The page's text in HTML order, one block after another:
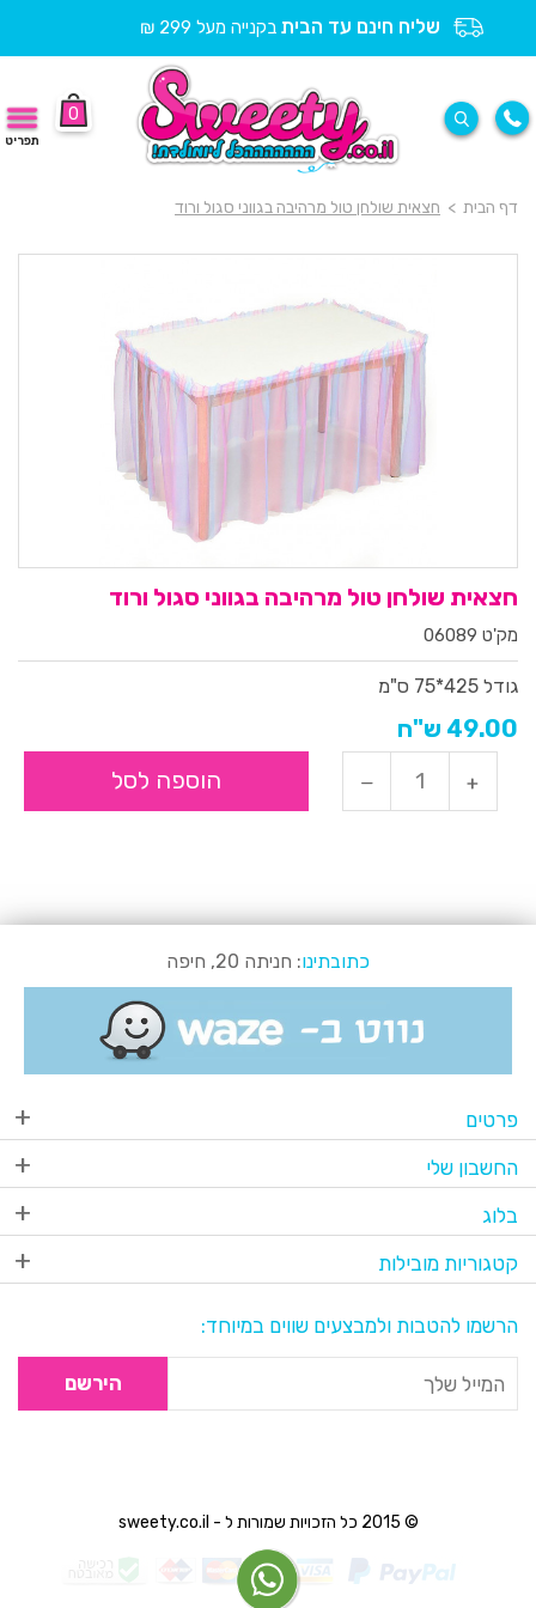
שליח חינם עד הבית בקנייה מעל 299 ₪
0
תפריט
דף הבית > חצאית שולחן טול מרהיבה בגווני סגול ורוד
חצאית שולחן טול מרהיבה בגווני סגול ורוד
מק'ט 06089
גודל
49.00 ש"ח
הוספה לסל
כתובתינו: חניתה 20, חיפה
פרטים
החשבון שלי
בלוג
קטגוריות מובילות
הרשמו להטבות ולמבצעים שווים במיוחד:
הירשם
© 2015 כל הזכויות שמורות ל - sweety.co.il